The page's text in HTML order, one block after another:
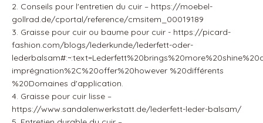
2. Conseils pour l'entretien du cuir – https://moebel-
gollrad.de/cportal/reference/cmsitem_00019189
3. Graisse pour cuir ou baume pour cuir - https://picard-
fashion.com/blogs/lederkunde/lederfett-oder-
imprégnation%2C%20offer%20however %20différents
%20Domaines d'application.
4. Graisse pour cuir lisse –
https://www.sandalenwerkstatt.de/lederfett-leder-balsam/